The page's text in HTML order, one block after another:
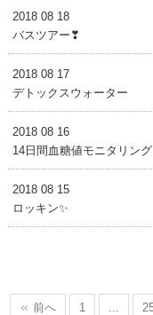
2018 08 18
バスツアー❣
2018 08 17
デトックスウォーター
2018 08 16
14日間血糖値モニタリング
2018 08 15
ロッキン✨
前へ 1